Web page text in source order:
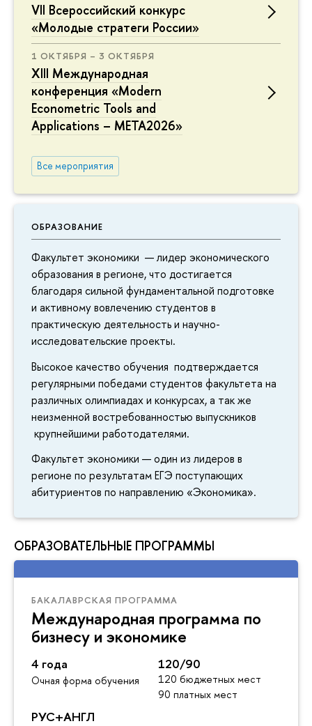
VII Всероссийский конкурс
«Молодые стратеги России»
1 ОКТЯБРЯ – 3 ОКТЯБРЯ
XIII Международная
конференция «Modern
Econometric Tools and
Applications – META2026»
Все мероприятия
ОБРАЗОВАНИЕ
Факультет экономики — лидер экономического
образования в регионе, что достигается
благодаря сильной фундаментальной подготовке
и активному вовлечению студентов в
практическую деятельность и научно-
исследовательские проекты.
Высокое качество обучения подтверждается
регулярными победами студентов факультета на
различных олимпиадах и конкурсах, а так же
неизменной востребованностью выпускников
крупнейшими работодателями.
Факультет экономики — один из лидеров в
регионе по результатам ЕГЭ поступающих
абитуриентов по направлению «Экономика».
ОБРАЗОВАТЕЛЬНЫЕ ПРОГРАММЫ
БАКАЛАВРСКАЯ ПРОГРАММА
Международная программа по
бизнесу и экономике
4 года
Очная форма обучения
120/90
120 бюджетных мест
90 платных мест
РУС+АНГЛ